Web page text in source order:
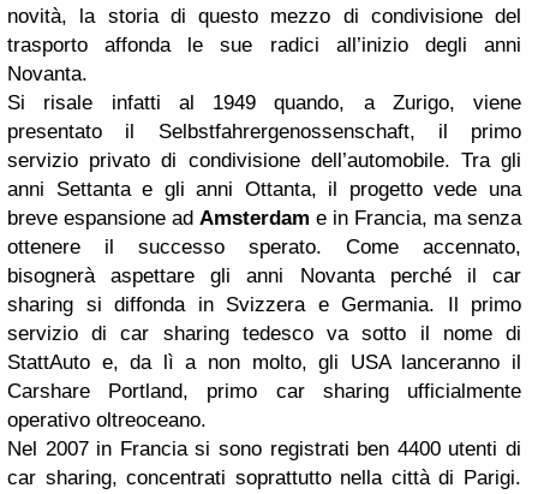
novità, la storia di questo mezzo di condivisione del
trasporto affonda le sue radici all’inizio degli anni
Novanta.
Si risale infatti al 1949 quando, a Zurigo, viene
presentato il Selbstfahrergenossenschaft, il primo
servizio privato di condivisione dell’automobile. Tra gli
anni Settanta e gli anni Ottanta, il progetto vede una
breve espansione ad Amsterdam e in Francia, ma senza
ottenere il successo sperato. Come accennato,
bisognerà aspettare gli anni Novanta perché il car
sharing si diffonda in Svizzera e Germania. Il primo
servizio di car sharing tedesco va sotto il nome di
StattAuto e, da lì a non molto, gli USA lanceranno il
Carshare Portland, primo car sharing ufficialmente
operativo oltreoceano.
Nel 2007 in Francia si sono registrati ben 4400 utenti di
car sharing, concentrati soprattutto nella città di Parigi.